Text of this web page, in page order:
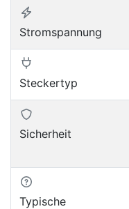
Stromspannung
Steckertyp
Sicherheit
Typische